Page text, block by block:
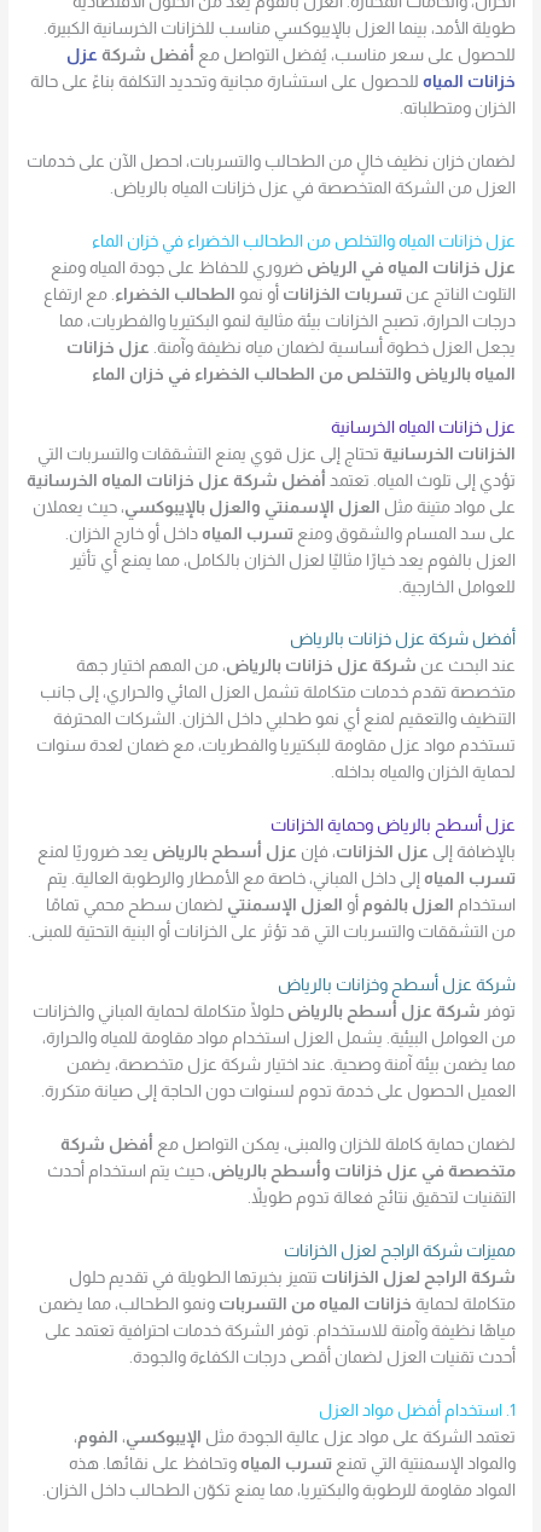
طويلة الأمد، بينما العزل بالإيبوكسي مناسب للخزانات الخرسانية الكبيرة.
للحصول على سعر مناسب، يُفضل التواصل مع أفضل شركة عزل
خزانات المياه للحصول على استشارة مجانية وتحديد التكلفة بناءً على حالة
الخزان ومتطلباته.
لضمان خزان نظيف خالٍ من الطحالب والتسربات، احصل الآن على خدمات
العزل من الشركة المتخصصة في عزل خزانات المياه بالرياض.
عزل خزانات المياه والتخلص من الطحالب الخضراء في خزان الماء
عزل خزانات المياه في الرياض ضروري للحفاظ على جودة المياه ومنع
التلوث الناتج عنتسربات الخزانات أو نمو الطحالب الخضراء . مع ارتفاع
درجات الحرارة، تصبح الخزانات بيئة مثالية لنمو البكتيريا والفطريات، مما
يجعل العزل خطوة أساسية لضمان مياه نظيفة وآمنة. عزل خزانات
المياه بالرياض والتخلص من الطحالب الخضراء في خزان الماء
عزل خزانات المياه الخرسانية
الخزانات الخرسانية تحتاج إلى عزل قوي يمنع التشققات والتسربات التي
تؤدي إلى تلوث المياه. تعتمد أفضل شركة عزل خزانات المياه الخرسانية
على مواد متينة مثل العزل الإسمنتي والعزل بالإيبوكسي، حيث يعملان
على سد المسام والشقوق ومنعتسرب المياه داخل أو خارج الخزان.
العزل بالفوم يعد خيارًا مثاليًا لعزل الخزان بالكامل، مما يمنع أي تأثير
للعوامل الخارجية.
أفضل شركة عزل خزانات بالرياض
عند البحث عن شركة عزل خزانات بالرياض، من المهم اختيار جهة
متخصصة تقدم خدمات متكاملة تشمل العزل المائي والحراري، إلى جانب
التنظيف والتعقيم لمنع أي نمو طحلبي داخل الخزان. الشركات المحترفة
تستخدم مواد عزل مقاومة للبكتيريا والفطريات، مع ضمان لعدة سنوات
لحماية الخزان والمياه بداخله.
عزل أسطح بالرياض وحماية الخزانات
بالإضافة إلى عزل الخزانات، فإن عزل أسطح بالرياض يعد ضروريًا لمنع
تسرب المياه إلى داخل المباني، خاصة مع الأمطار والرطوبة العالية. يتم
استخدام العزل بالفوم أو العزل الإسمنتي لضمان سطح محمي تمامًا
من التشققات والتسربات التي قد تؤثر على الخزانات أو البنية التحتية للمبنى.
شركة عزل أسطح وخزانات بالرياض
توفر شركة عزل أسطح بالرياض حلولًا متكاملة لحماية المباني والخزانات
من العوامل البيئية. يشمل العزل استخدام مواد مقاومة للمياه والحرارة،
مما يضمن بيئة آمنة وصحية. عند اختيار شركة عزل متخصصة، يضمن
العميل الحصول على خدمة تدوم لسنوات دون الحاجة إلى صيانة متكررة.
لضمان حماية كاملة للخزان والمبنى، يمكن التواصل مع أفضل شركة
متخصصة في عزل خزانات وأسطح بالرياض، حيث يتم استخدام أحدث
التقنيات لتحقيق نتائج فعالة تدوم طويلاً.
مميزات شركة الراجح لعزل الخزانات
شركة الراجح لعزل الخزانات تتميز بخبرتها الطويلة في تقديم حلول
متكاملة لحماية خزانات المياه من التسربات ونمو الطحالب، مما يضمن
مياهًا نظيفة وآمنة للاستخدام. توفر الشركة خدمات احترافية تعتمد على
أحدث تقنيات العزل لضمان أقصى درجات الكفاءة والجودة.
1. استخدام أفضل مواد العزل
تعتمد الشركة على مواد عزل عالية الجودة مثل
الإيبوكسي، الفوم ،
والمواد الإسمنتية التي تمنعتسرب المياه وتحافظ على نقائها. هذه
المواد مقاومة للرطوبة والبكتيريا، مما يمنع تكوّن الطحالب داخل الخزان.